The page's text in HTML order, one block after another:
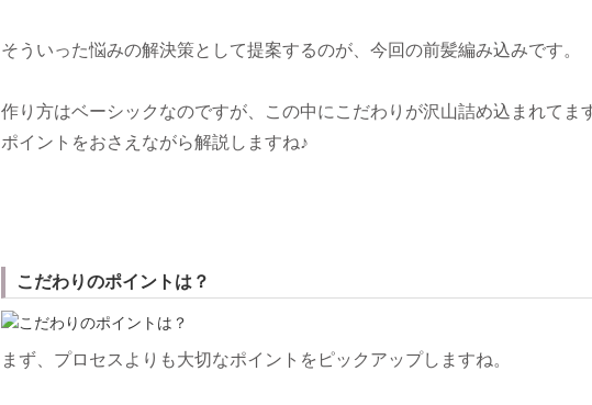
そういった悩みの解決策として提案するのが、今回の前髪編み込みです。
作り方はベーシックなのですが、この中にこだわりが沢山詰め込まれてま
ポイントをおさえながら解説しますね♪
こだわりのポイントは？
まず、プロセスよりも大切なポイントをピックアップしますね。